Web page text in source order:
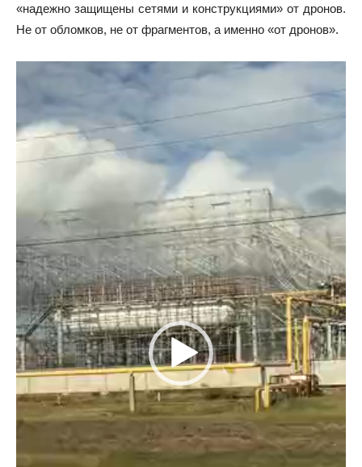
«надежно защищены сетями и конструкциями» от дронов.
Не от обломков, не от фрагментов, а именно «от дронов».